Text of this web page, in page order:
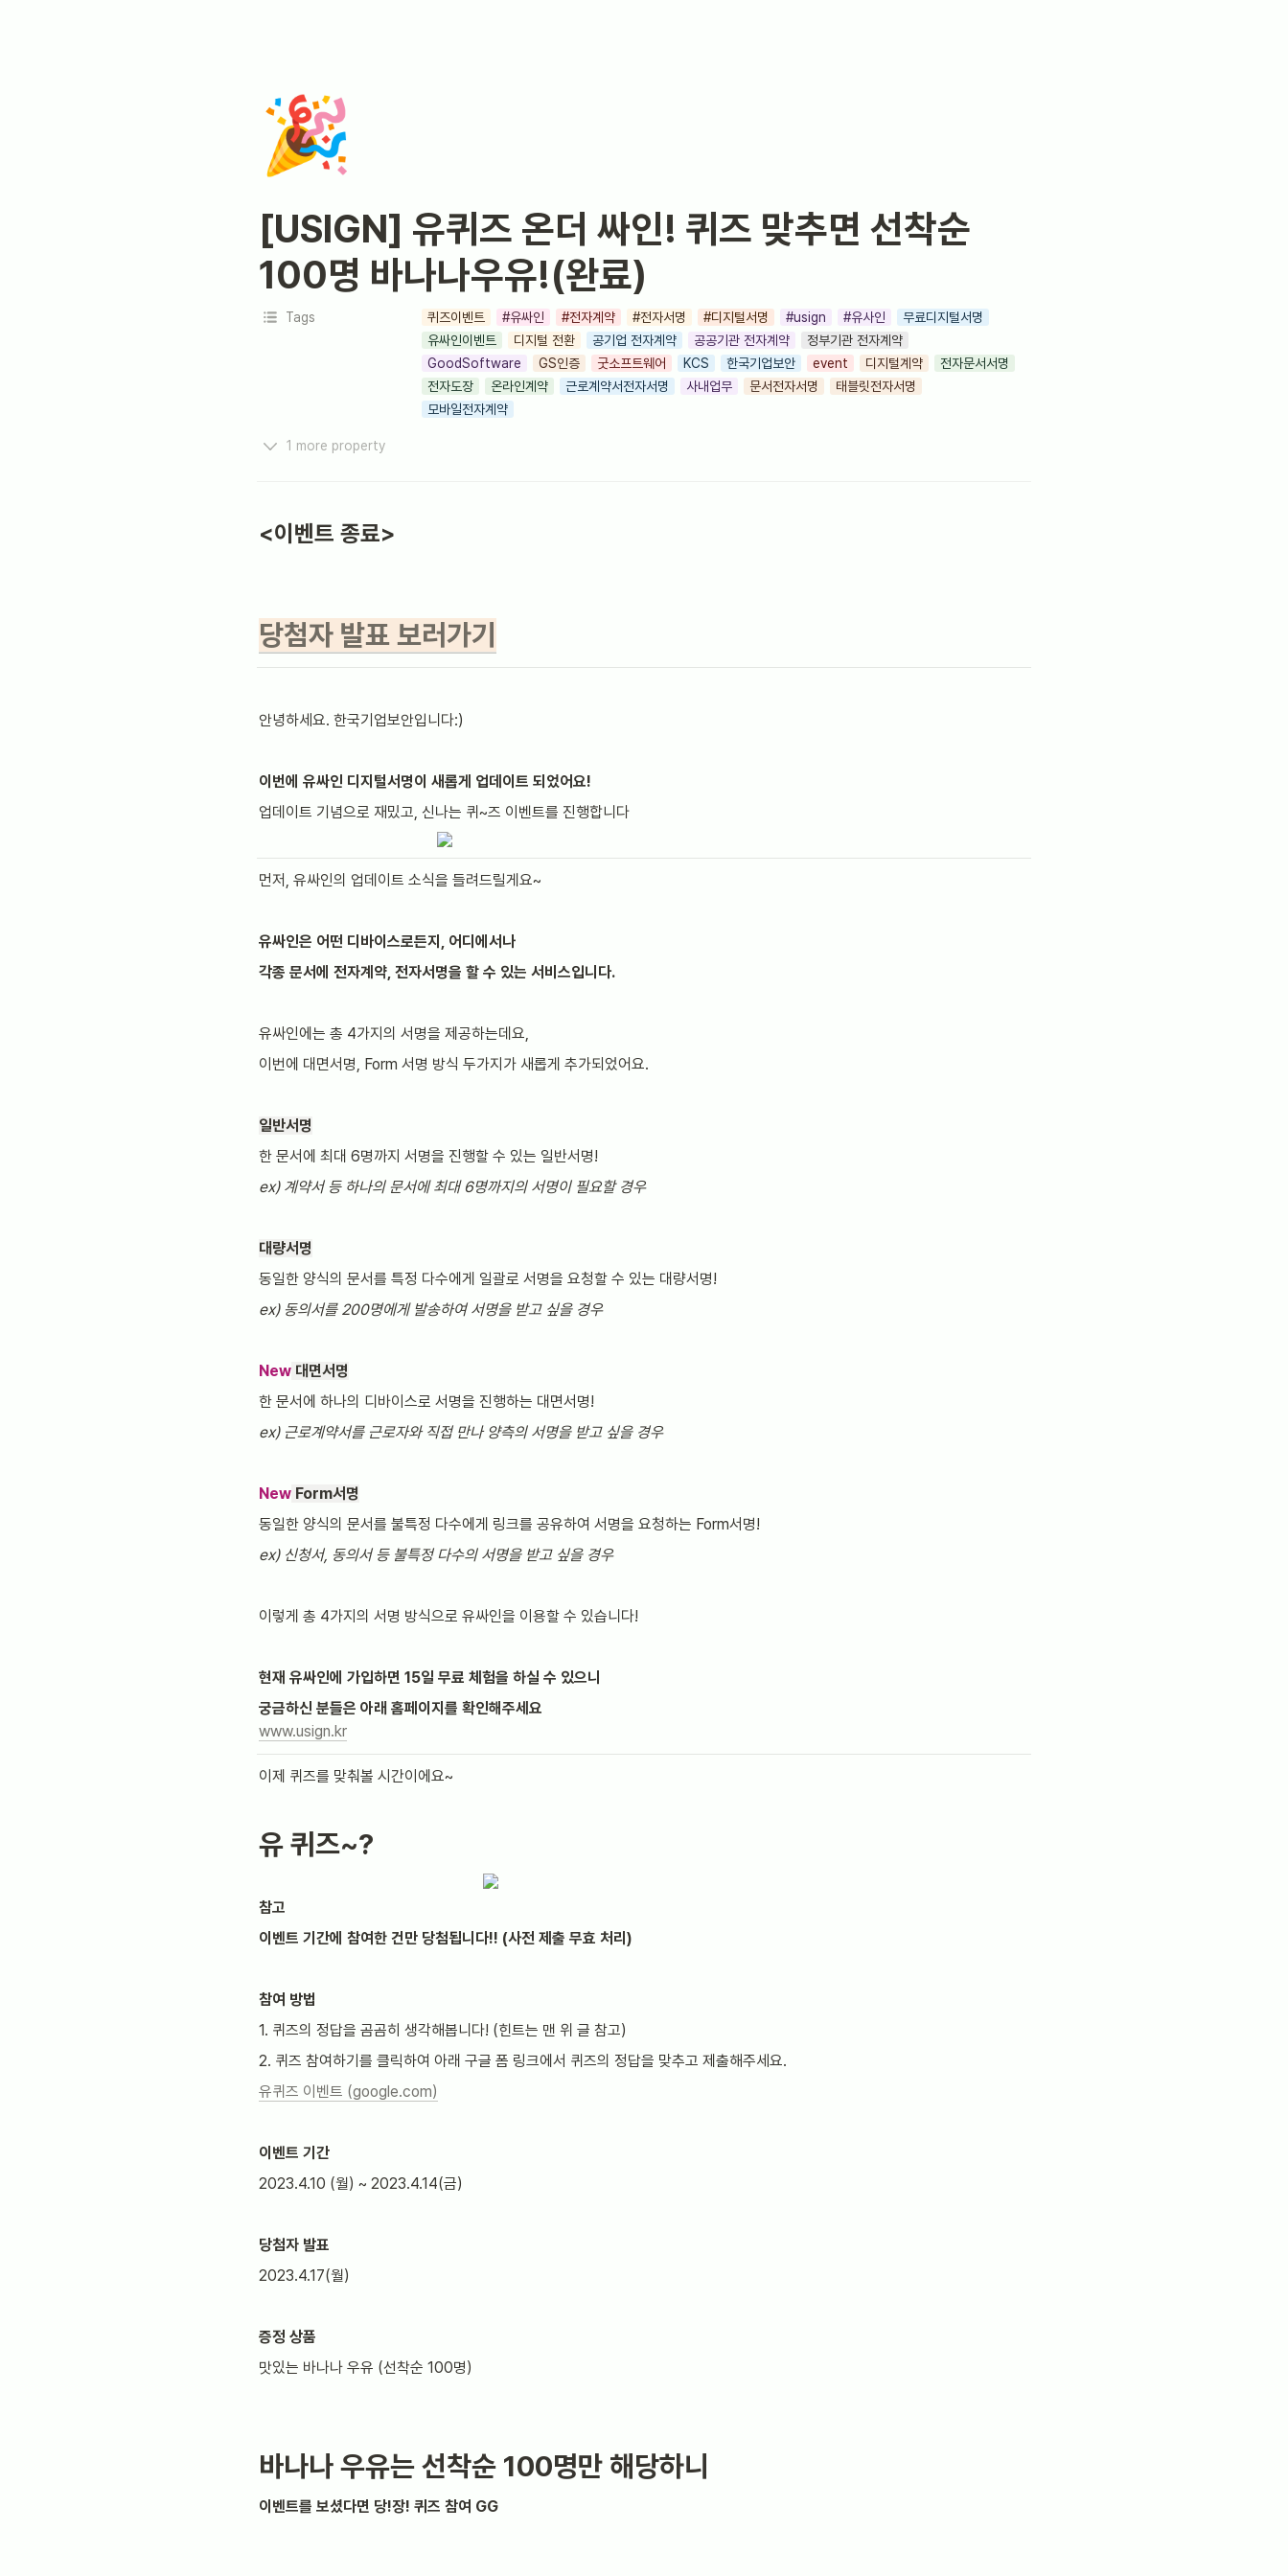
🎉
[USIGN] 유퀴즈 온더 싸인! 퀴즈 맞추면 선착순
100명 바나나우유!(완료)
Tags 퀴즈이벤트 #유싸인 #전자계약 #전자서명 #디지털서명 #usign #유사인
무료디지털서명
유싸인이벤트
디지털 전환 공기업 전자계약 공공기관 전자계약
정부기관 전자계약
GoodSoftware
GS인증 굿소프트웨어 KCS 한국기업보안 event 디지털계약
전자문서서명
전자도장
온라인계약 근로계약서전자서명 사내업무 문서전자서명
태블릿전자서명
모바일전자계약
1 more property
<이벤트 종료>
당첨자 발표 보러가기
안녕하세요. 한국기업보안입니다:)
이번에 유싸인 디지털서명이 새롭게 업데이트 되었어요!
업데이트 기념으로 재밌고, 신나는 퀴~즈 이벤트를 진행합니다
먼저, 유싸인의 업데이트 소식을 들려드릴게요~
유싸인은 어떤 디바이스로든지, 어디에서나
각종 문서에 전자계약, 전자서명을 할 수 있는 서비스입니다.
유싸인에는 총 4가지의 서명을 제공하는데요,
이번에 대면서명, Form 서명 방식 두가지가 새롭게 추가되었어요.
일반서명
한 문서에 최대 6명까지 서명을 진행할 수 있는 일반서명!
ex) 계약서 등 하나의 문서에 최대 6명까지의 서명이 필요할 경우
대량서명
동일한 양식의 문서를 특정 다수에게 일괄로 서명을 요청할 수 있는 대량서명!
ex) 동의서를 200명에게 발송하여 서명을 받고 싶을 경우
New 대면서명
한 문서에 하나의 디바이스로 서명을 진행하는 대면서명!
ex) 근로계약서를 근로자와 직접 만나 양측의 서명을 받고 싶을 경우
New Form서명
동일한 양식의 문서를 불특정 다수에게 링크를 공유하여 서명을 요청하는 Form서명!
ex) 신청서, 동의서 등 불특정 다수의 서명을 받고 싶을 경우
이렇게 총 4가지의 서명 방식으로 유싸인을 이용할 수 있습니다!
현재 유싸인에 가입하면 15일 무료 체험을 하실 수 있으니
궁금하신 분들은 아래 홈페이지를 확인해주세요
www.usign.kr
이제 퀴즈를 맞춰볼 시간이에요~
유 퀴즈~?
참고
이벤트 기간에 참여한 건만 당첨됩니다!! (사전 제출 무효 처리)
참여 방법
1. 퀴즈의 정답을 곰곰히 생각해봅니다! (힌트는 맨 위 글 참고)
2. 퀴즈 참여하기를 클릭하여 아래 구글 폼 링크에서 퀴즈의 정답을 맞추고 제출해주세요.
유퀴즈 이벤트 (google.com)
이벤트 기간
2023.4.10 (월) ~ 2023.4.14(금)
당첨자 발표
2023.4.17(월)
증정 상품
맛있는 바나나 우유 (선착순 100명)
바나나 우유는 선착순 100명만 해당하니
이벤트를 보셨다면 당!장! 퀴즈 참여 GG